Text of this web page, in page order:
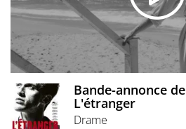
Bande-annonce de
L'étranger
Drame